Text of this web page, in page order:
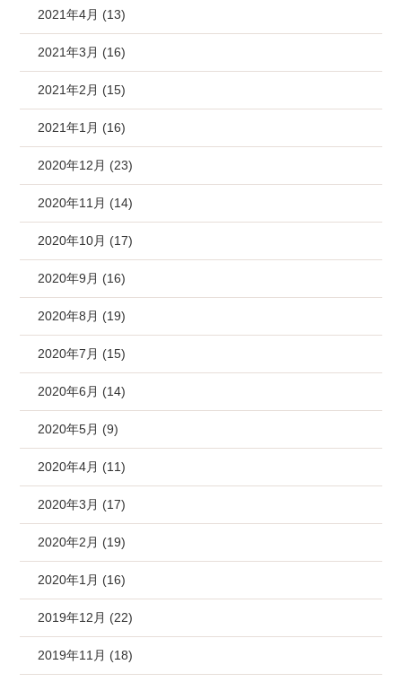
2021年4月 (13)
2021年3月 (16)
2021年2月 (15)
2021年1月 (16)
2020年12月 (23)
2020年11月 (14)
2020年10月 (17)
2020年9月 (16)
2020年8月 (19)
2020年7月 (15)
2020年6月 (14)
2020年5月 (9)
2020年4月 (11)
2020年3月 (17)
2020年2月 (19)
2020年1月 (16)
2019年12月 (22)
2019年11月 (18)